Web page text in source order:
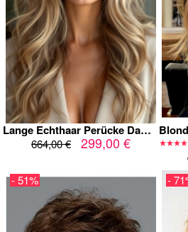
Lange Echthaar Perücke Damen – Natürlich Blond mit Mittelscheitel – Handgeknüpft auf Lace – Weiche, Voluminöse Wellen – Realistischer Haaransatz
664,00 € 299,00 €
- 51% -